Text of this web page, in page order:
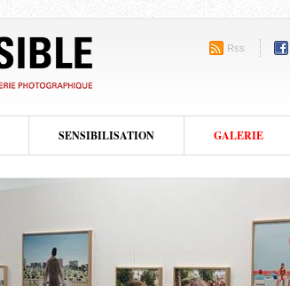
Rss
SENSIBILISATION GALERIE